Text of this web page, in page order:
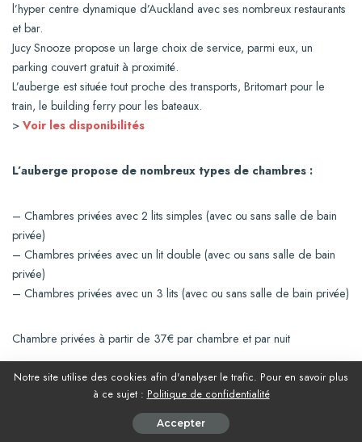
l’hyper centre dynamique d’Auckland avec ses nombreux restaurants
et bar.
Jucy Snooze propose un large choix de service, parmi eux, un
parking couvert gratuit à proximité.
L’auberge est située tout proche des transports, Britomart pour le
train, le building ferry pour les bateaux.
> Voir les disponibilités
L’auberge propose de nombreux types de chambres :
– Chambres privées avec 2 lits simples (avec ou sans salle de bain
privée)
– Chambres privées avec un lit double (avec ou sans salle de bain
privée)
– Chambres privées avec un 3 lits (avec ou sans salle de bain privée)
Chambre privées à partir de 37€ par chambre et par nuit
L’auberge est équipée de :
Notre site utilise des cookies afin d'analyser le trafic. Pour en savoir plus
à ce sujet : Politique de confidentialité
Accepter